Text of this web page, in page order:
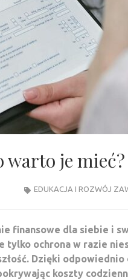
warto je mieć?
EDUKACJA I ROZWÓJ
finansowe dla siebie i
ochrona w razie
Dzięki
koszty